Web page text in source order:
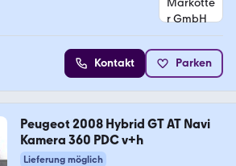
Kontakt Parken
Peugeot 2008 Hybrid GT AT Navi
Kamera 360 PDC v+h
Lieferung möglich